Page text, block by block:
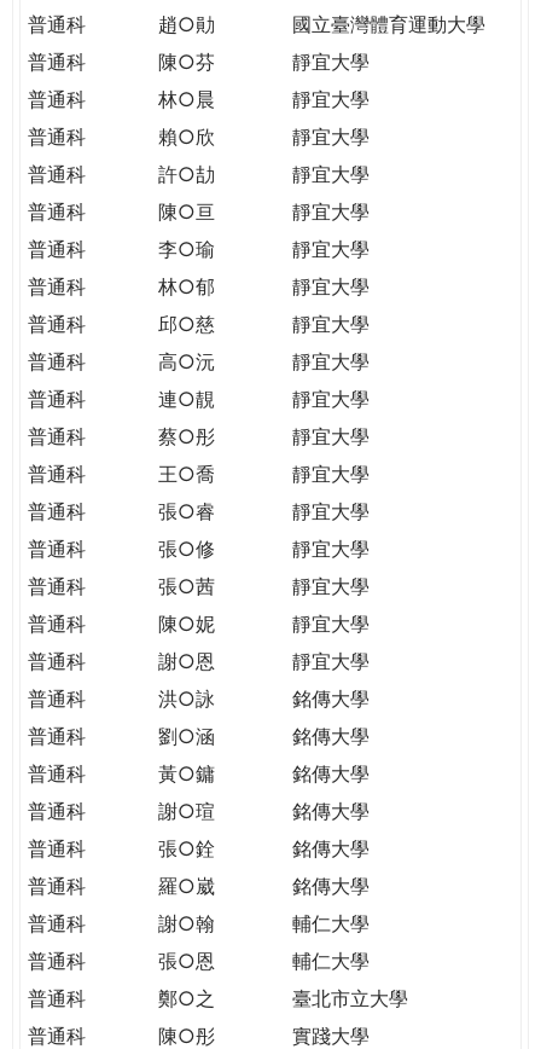
普通科
趙○勛
國立臺灣體育運動大學
普通科
陳○芬
靜宜大學
普通科
林○晨
靜宜大學
普通科
賴○欣
靜宜大學
普通科
許○劼
靜宜大學
普通科
陳○亘
靜宜大學
普通科
李○瑜
靜宜大學
普通科
林○郁
靜宜大學
普通科
邱○慈
靜宜大學
普通科
高○沅
靜宜大學
普通科
連○靚
靜宜大學
普通科
蔡○彤
靜宜大學
普通科
王○喬
靜宜大學
普通科
張○睿
靜宜大學
普通科
張○修
靜宜大學
普通科
張○茜
靜宜大學
普通科
陳○妮
靜宜大學
普通科
謝○恩
靜宜大學
普通科
洪○詠
銘傳大學
普通科
劉○涵
銘傳大學
普通科
黃○鏞
銘傳大學
普通科
謝○瑄
銘傳大學
普通科
張○銓
銘傳大學
普通科
羅○崴
銘傳大學
普通科
謝○翰
輔仁大學
普通科
張○恩
輔仁大學
普通科
鄭○之
臺北市立大學
普通科
陳○彤
實踐大學